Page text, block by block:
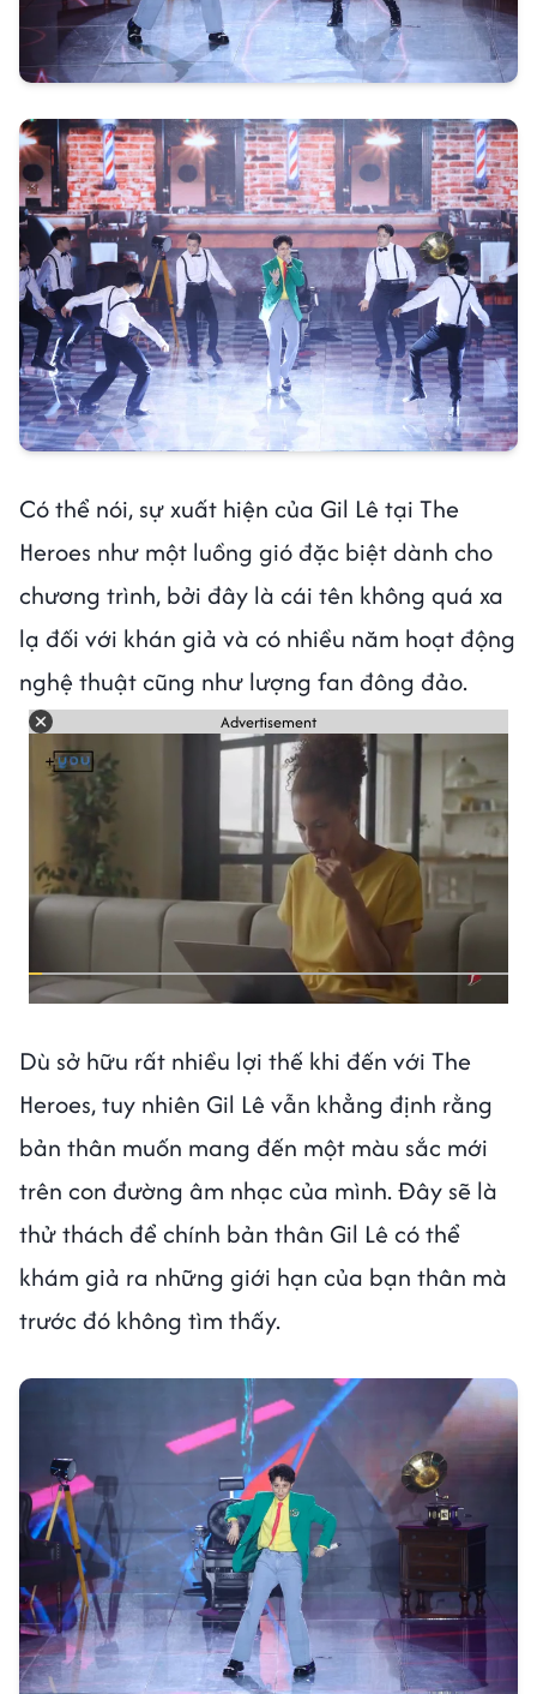
Có thể nói, sự xuất hiện của Gil Lê tại The
Heroes như một luồng gió đặc biệt dành cho
chương trình, bởi đây là cái tên không quá xa
lạ đối với khán giả và có nhiều năm hoạt động
nghệ thuật cũng như lượng fan đông đảo.
Advertisement
Dù sở hữu rất nhiều lợi thế khi đến với The
Heroes, tuy nhiên Gil Lê vẫn khẳng định rằng
bản thân muốn mang đến một màu sắc mới
trên con đường âm nhạc của mình. Đây sẽ là
thử thách để chính bản thân Gil Lê có thể
khám giả ra những giới hạn của bạn thân mà
trước đó không tìm thấy.